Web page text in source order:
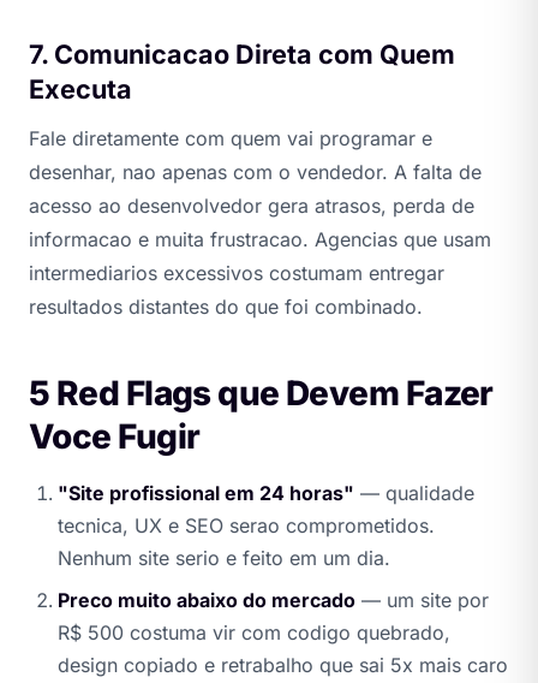
7. Comunicacao Direta com Quem
Executa
Fale diretamente com quem vai programar e
desenhar, nao apenas com o vendedor. A falta de
acesso ao desenvolvedor gera atrasos, perda de
informacao e muita frustracao. Agencias que usam
intermediarios excessivos costumam entregar
resultados distantes do que foi combinado.
5 Red Flags que Devem Fazer
Voce Fugir
"Site profissional em 24 horas" — qualidade
tecnica, UX e SEO serao comprometidos.
Nenhum site serio e feito em um dia.
Preco muito abaixo do mercado — um site por
R$ 500 costuma vir com codigo quebrado,
design copiado e retrabalho que sai 5x mais caro